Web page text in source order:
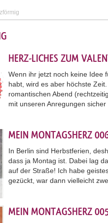
HERZ-LICHES ZUM
Wenn ihr jetzt noch keine Idee
habt, wird es aber höchste
romantischen Abend
mit unseren Anregungen
MEIN MONTAGSHERZ
In Berlin sind Herbstferien,
dass ja Montag ist. Dabei lag
auf der Straße! Ich habe
gezückt, war dann vielleicht
MEIN MONTAGSHERZ